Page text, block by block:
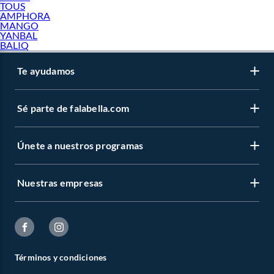
Hoy en día, el crecimiento internacional de la marca es un caso de estudio. Ha
pasado de ser una pequeña joyería local a una multinacional con presencia en
más de 100 países. Aunque su dominio está en la industria de la joyería fina y los
accesorios de moda, su impacto en las tendencias de estilo de vida es tan fuerte
como el de las grandes casas de moda, estableciendo estándares de calidad y
perfecta de calidad, exclusividad emocional y adaptación a las tendencias.
Existen varios factores clave que explican por qué esta marca lidera las
Calidad de los productos y acabados a mano:
Cada pieza de la marca pasa
por un riguroso proceso de elaboración. A pesar de su producción a gran
terminadas por orfebres expertos que cuidan cada engaste de cristal y
permite que los charms se distribuyan de manera uniforme sin agruparse
en un solo lugar. Constantemente innovan con nuevas aleaciones y
Materiales de alta gama:
La plata esterlina 925 es su sello distintivo, pero también destacan sus
TOUS
AMPHORA
MANGO
YANBAL
BALIQ
Te ayudamos
Sé parte de falabella.com
Únete a nuestros programas
Nuestras empresas
Términos y condiciones